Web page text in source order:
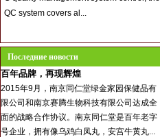
QC system covers al...
Последние новости
百年品牌，再现辉煌
2015年9月，南京同仁堂绿金家园保健品有
限公司和南京赛腾生物科技有限公司达成全
面的战略合作协议。南京同仁堂是百年老字
号企业，拥有像乌鸡白凤丸，安宫牛黄丸...